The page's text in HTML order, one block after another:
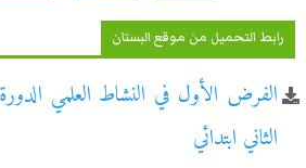
رابط التحميل من موقع البستان
الثاني ابتدائي